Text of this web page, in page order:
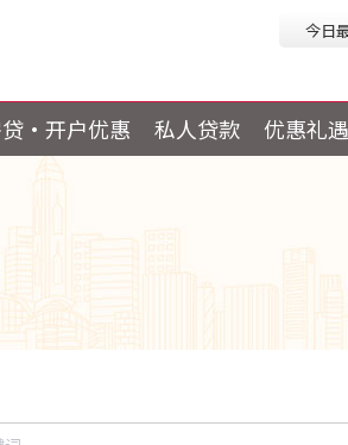
今日
・开户优惠 私人贷款 优惠礼遇